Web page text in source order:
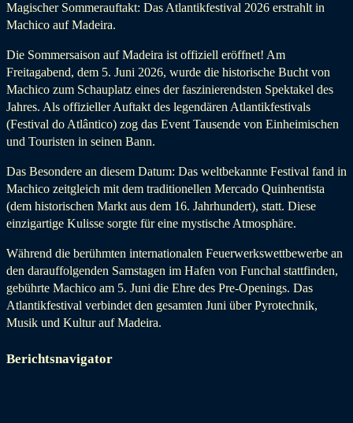
Magischer Sommerauftakt: Das Atlantikfestival 2026 erstrahlt in
Machico auf Madeira.
Die Sommersaison auf Madeira ist offiziell eröffnet! Am
Freitagabend, dem 5. Juni 2026, wurde die historische Bucht von
Machico zum Schauplatz eines der faszinierendsten Spektakel des
Jahres. Als offizieller Auftakt des legendären Atlantikfestivals
(Festival do Atlântico) zog das Event Tausende von Einheimischen
und Touristen in seinen Bann.
Das Besondere an diesem Datum: Das weltbekannte Festival fand in
Machico zeitgleich mit dem traditionellen Mercado Quinhentista
(dem historischen Markt aus dem 16. Jahrhundert), statt. Diese
einzigartige Kulisse sorgte für eine mystische Atmosphäre.
Während die berühmten internationalen Feuerwerkswettbewerbe an
den darauffolgenden Samstagen im Hafen von Funchal stattfinden,
gebührte Machico am 5. Juni die Ehre des Pre-Openings. Das
Atlantikfestival verbindet den gesamten Juni über Pyrotechnik,
Musik und Kultur auf Madeira.
Berichtsnavigator